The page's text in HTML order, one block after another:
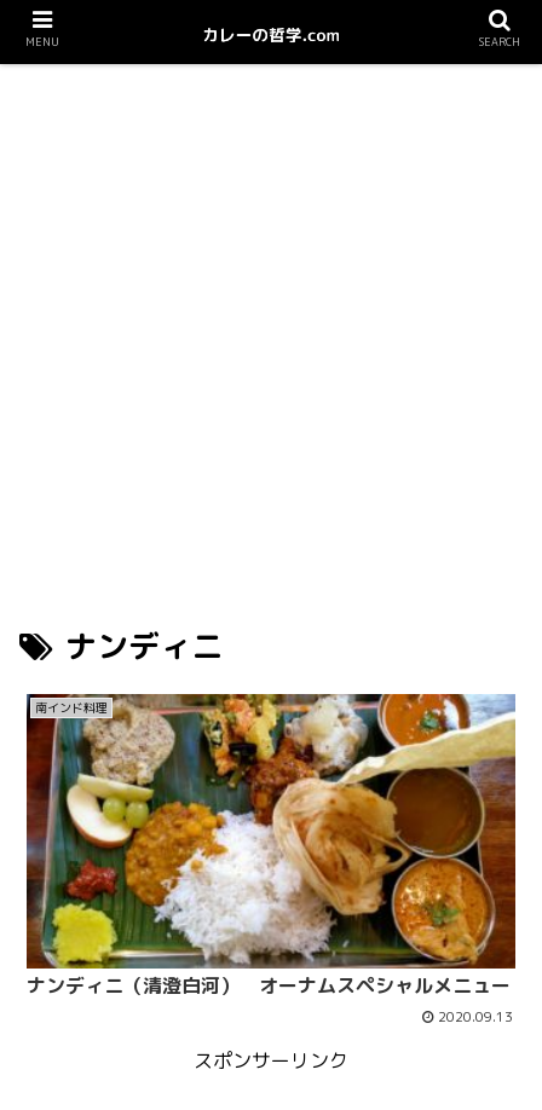
ナンディニ
南インド料理
ナンディニ（清澄白河） オーナムスペシャルメニュー
2020.09.13
スポンサーリンク
MENU SEARCH